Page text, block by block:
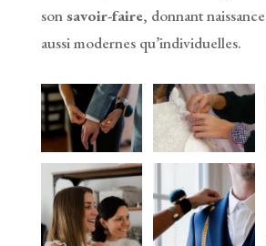
sonsavoir-faire, donnant
aussi modernes qu’individuelles.